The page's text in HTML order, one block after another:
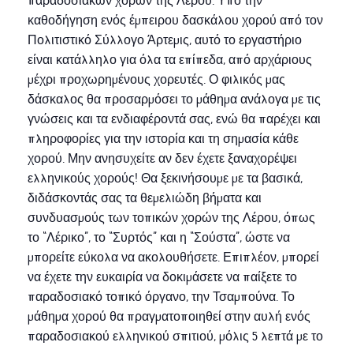
καθοδήγηση ενός έμπειρου δασκάλου χορού από τον
Πολιτιστικό Σύλλογο Άρτεμις, αυτό το εργαστήριο
είναι κατάλληλο για όλα τα επίπεδα, από αρχάριους
μέχρι προχωρημένους χορευτές. Ο φιλικός μας
δάσκαλος θα προσαρμόσει το μάθημα ανάλογα με τις
γνώσεις και τα ενδιαφέροντά σας, ενώ θα παρέχει και
πληροφορίες για την ιστορία και τη σημασία κάθε
χορού. Μην ανησυχείτε αν δεν έχετε ξαναχορέψει
ελληνικούς χορούς! Θα ξεκινήσουμε με τα βασικά,
διδάσκοντάς σας τα θεμελιώδη βήματα και
συνδυασμούς των τοπικών χορών της Λέρου, όπως
το “Λέρικο”, το “Συρτός” και η “Σούστα”, ώστε να
μπορείτε εύκολα να ακολουθήσετε. Επιπλέον, μπορεί
να έχετε την ευκαιρία να δοκιμάσετε να παίξετε το
παραδοσιακό τοπικό όργανο, την Τσαμπούνα. Το
μάθημα χορού θα πραγματοποιηθεί στην αυλή ενός
παραδοσιακού ελληνικού σπιτιού, μόλις 5 λεπτά με το